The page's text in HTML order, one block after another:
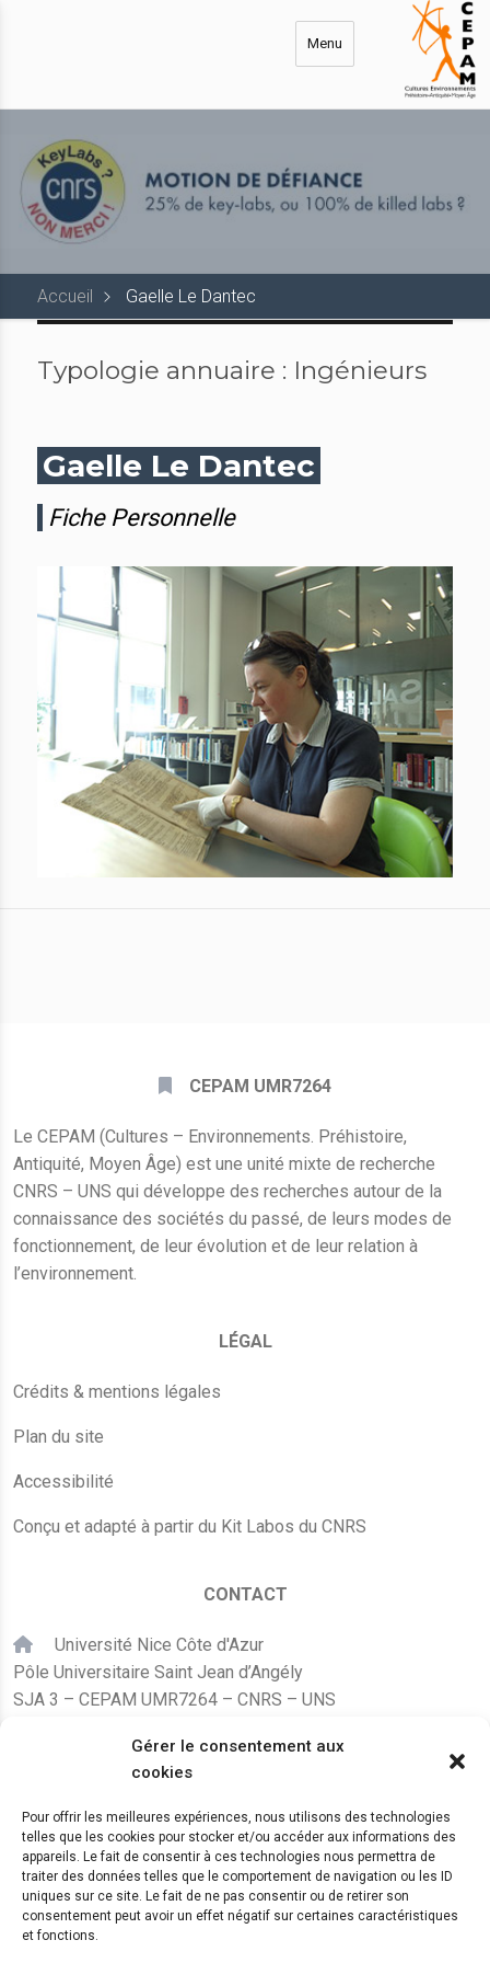
Gérer le consentement aux
cookies
Pour offrir les meilleures expériences, nous utilisons des technologies
telles que les cookies pour stocker et/ou accéder aux informations des
appareils. Le fait de consentir à ces technologies nous permettra de
traiter des données telles que le comportement de navigation ou les ID
uniques sur ce site. Le fait de ne pas consentir ou de retirer son
consentement peut avoir un effet négatif sur certaines caractéristiques
et fonctions.
Menu
Accueil Gaelle Le Dantec
Typologie annuaire : Ingénieurs
Gaelle Le Dantec
Fiche Personnelle
CEPAM UMR7264
Le CEPAM (Cultures – Environnements. Préhistoire,
Antiquité, Moyen Âge) est une unité mixte de recherche
CNRS – UNS qui développe des recherches autour de la
connaissance des sociétés du passé, de leurs modes de
fonctionnement, de leur évolution et de leur relation à
l’environnement.
LÉGAL
Crédits & mentions légales
Plan du site
Accessibilité
Conçu et adapté à partir du Kit Labos du CNRS
CONTACT
Université Nice Côte d'Azur
Pôle Universitaire Saint Jean d’Angély
SJA 3 – CEPAM UMR7264 – CNRS – UNS
+33 (0)4 89 15 24 08
LE CEPAM EST HÉBERGÉ PAR